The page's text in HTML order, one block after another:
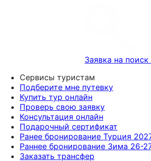
Заявка на поиск
Сервисы туристам
Подберите мне путевку
Купить тур онлайн
Проверь свою заявку
Консультация онлайн
Подарочный сертификат
Ранее бронирование Турция
Раннее бронирование Зима 26-
Заказать трансфер